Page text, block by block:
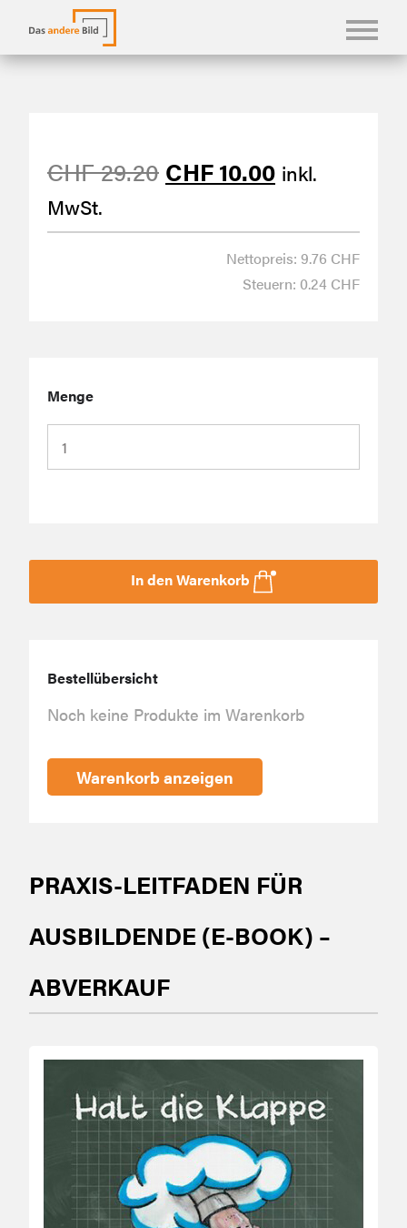
KASUALIEN & KARTEN
ÜBER UNS
PRAXIS-LEITFADEN FÜR
AUSBILDENDE (E-BOOK) –
ABVERKAUF
CHF29.20 Ursprünglicher
war:
CHF 29.20
CHF10.00Aktueller
ist:
CHF 10.00.
inkl.
MwSt.
Nettopreis: 9.76 CHF
Steuern: 0.24 CHF
Menge
In den Warenkorb
Bestellübersicht
Noch keine Produkte im Warenkorb
Warenkorb anzeigen